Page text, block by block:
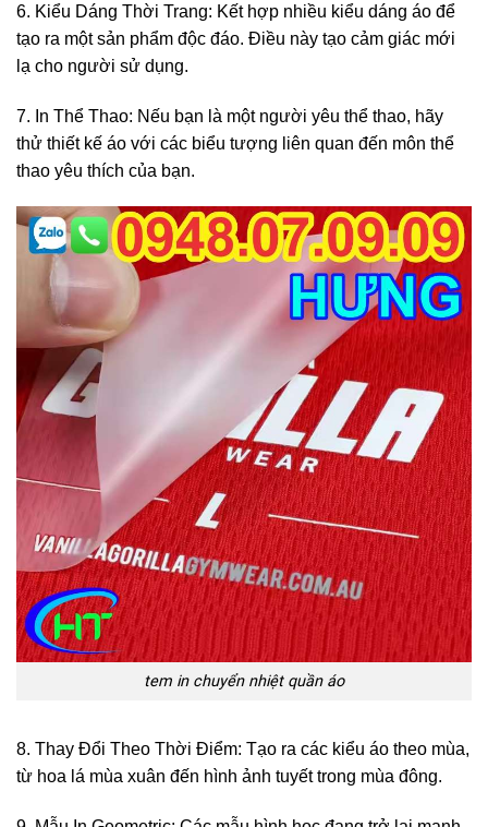
6. Kiểu Dáng Thời Trang: Kết hợp nhiều kiểu dáng áo để
tạo ra một sản phẩm độc đáo. Điều này tạo cảm giác mới
lạ cho người sử dụng.
7. In Thể Thao: Nếu bạn là một người yêu thể thao, hãy
thử thiết kế áo với các biểu tượng liên quan đến môn thể
thao yêu thích của bạn.
tem in chuyển nhiệt quần áo
8. Thay Đổi Theo Thời Điểm: Tạo ra các kiểu áo theo mùa,
từ hoa lá mùa xuân đến hình ảnh tuyết trong mùa đông.